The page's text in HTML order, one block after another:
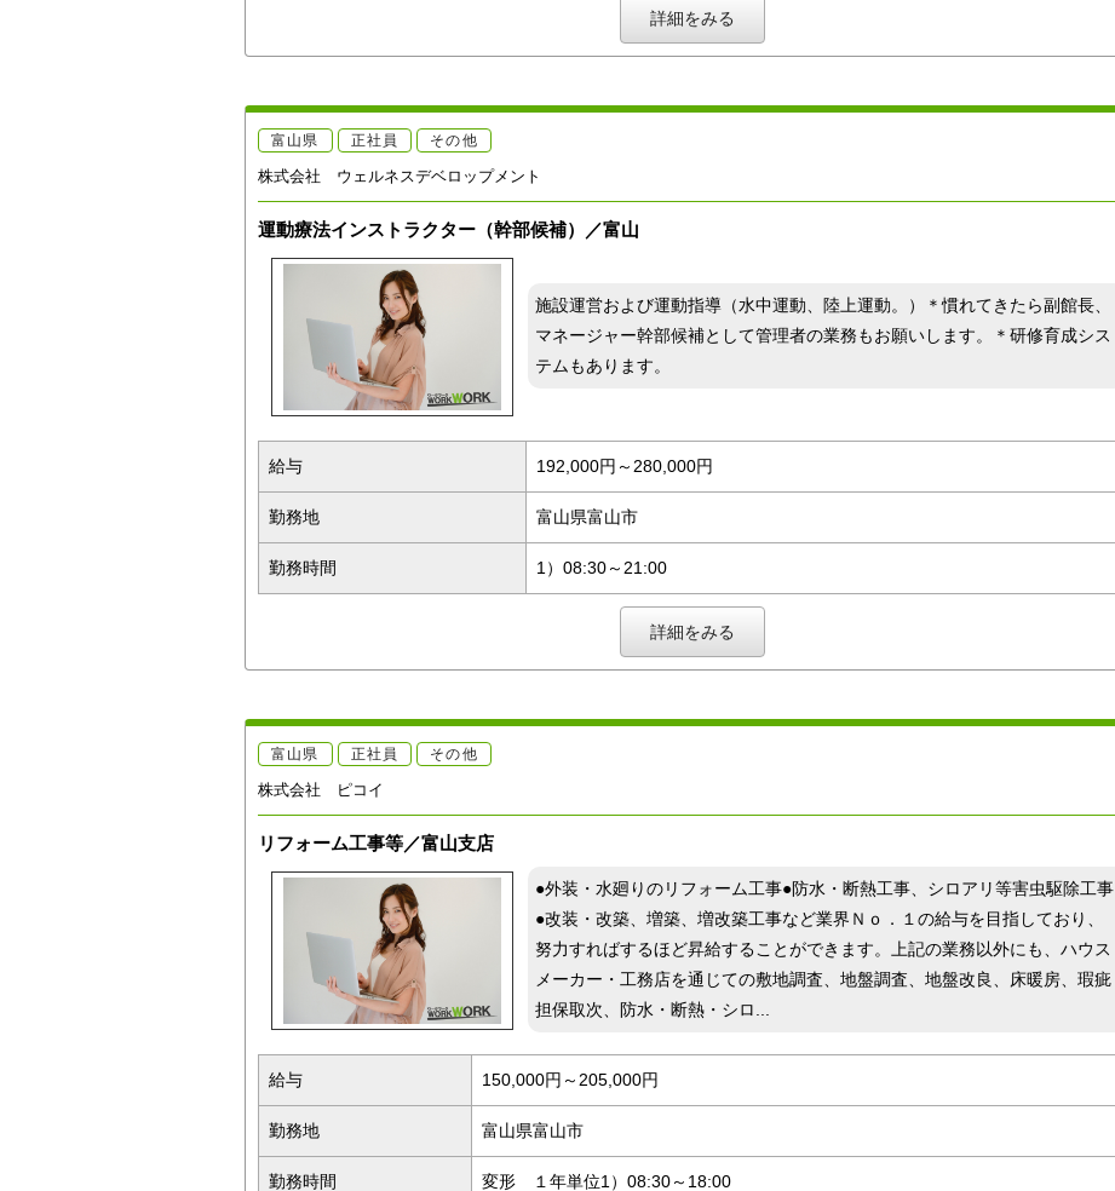
詳細をみる
富山県 正社員 その他
株式会社 ウェルネスデベロップメント
運動療法インストラクター（幹部候補）／富山
施設運営および運動指導（水中運動、陸上運動。）＊慣れてきたら副館長、
マネージャー幹部候補として管理者の業務もお願いします。＊研修育成シス
テムもあります。
給与 192,000円～280,000円
勤務地 富山県富山市
勤務時間 1）08:30～21:00
詳細をみる
富山県 正社員 その他
株式会社 ピコイ
リフォーム工事等／富山支店
●外装・水廻りのリフォーム工事●防水・断熱工事、シロアリ等害虫駆除工事
●改装・改築、増築、増改築工事など業界Ｎｏ．１の給与を目指しており、
努力すればするほど昇給することができます。上記の業務以外にも、ハウス
メーカー・工務店を通じての敷地調査、地盤調査、地盤改良、床暖房、瑕疵
担保取次、防水・断熱・シロ...
給与 150,000円～205,000円
勤務地 富山県富山市
勤務時間 変形 １年単位1）08:30～18:00